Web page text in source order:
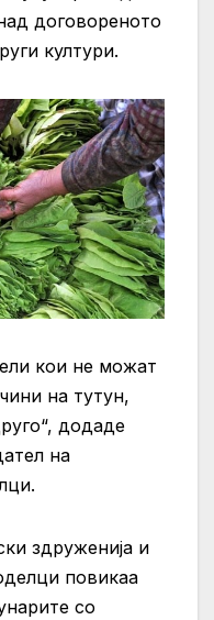
договореното
култури.
кои не можат
на тутун,
додаде
на
здруженија и
повикаа
со